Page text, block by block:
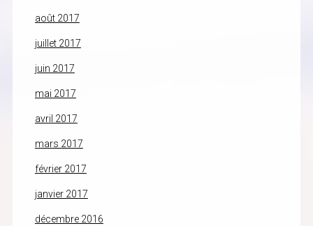
août 2017
juillet 2017
juin 2017
mai 2017
avril 2017
mars 2017
février 2017
janvier 2017
décembre 2016